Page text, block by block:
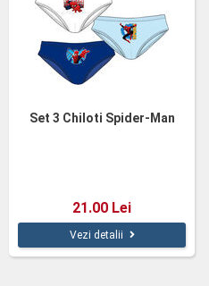
Set 3 Chiloti Spider-Man
21.00 Lei
Vezi detalii